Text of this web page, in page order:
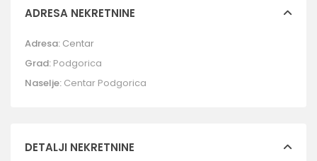
ADRESA NEKRETNINE
Adresa: Centar
Grad: Podgorica
Naselje: Centar Podgorica
DETALJI NEKRETNINE